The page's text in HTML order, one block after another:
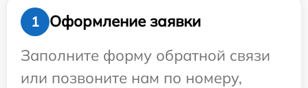
1
Оформление заявки
Заполните форму обратной связи
или позвоните нам по номеру,